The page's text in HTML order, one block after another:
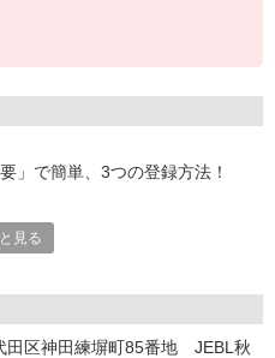
」で簡単、3つの登録方法！
見る
田区神田練塀町85番地 JEBL秋